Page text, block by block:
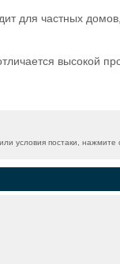
для частных
высокой
условия постаки, нажмите